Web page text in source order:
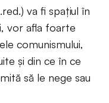
va fi spațiul în
vor afla foarte
comunismului,
și din ce în ce
să le nege sau